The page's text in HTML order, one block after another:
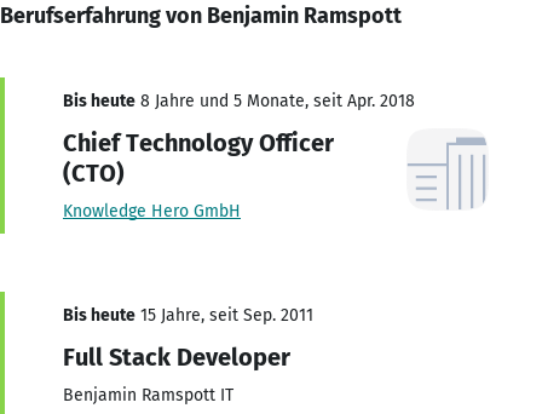
Berufserfahrung von Benjamin Ramspott
Bis heute 8 Jahre und 5 Monate, seit Apr. 2018
Chief Technology Officer
(CTO)
Knowledge Hero GmbH
Bis heute 15 Jahre, seit Sep. 2011
Full Stack Developer
Benjamin Ramspott IT